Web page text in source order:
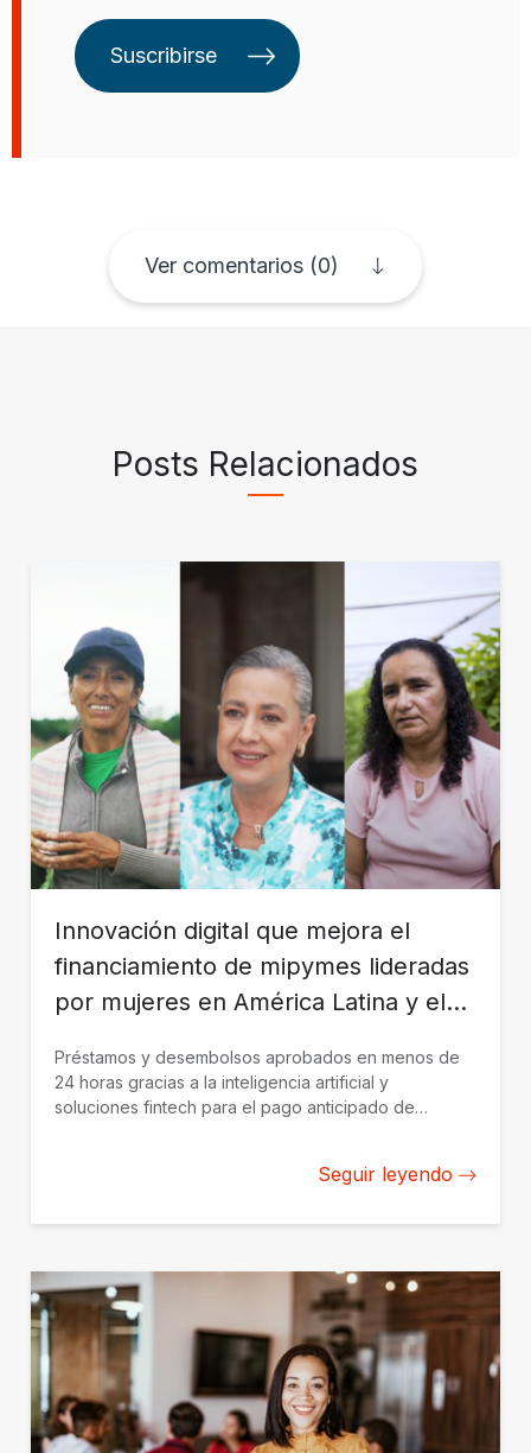
privado.
Suscribirse
Ver comentarios (0)
Posts Relacionados
Innovación digital que mejora el
financiamiento de mipymes lideradas
por mujeres en América Latina y el
Préstamos y desembolsos aprobados en menos de
24 horas gracias a la inteligencia artificial y
soluciones fintech para el pago anticipado de
Seguir leyendo